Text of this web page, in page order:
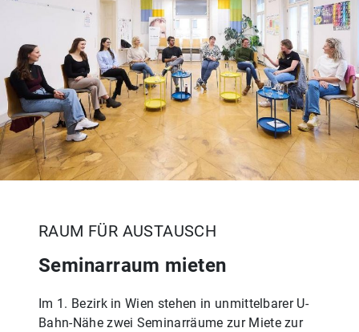
RAUM FÜR AUSTAUSCH
Seminarraum mieten
Im 1. Bezirk in Wien stehen in unmittelbarer U-
Bahn-Nähe zwei Seminarräume zur Miete zur